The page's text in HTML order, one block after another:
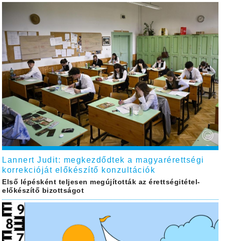
Lannert Judit: megkezdődtek a magyarérettségi
korrekcióját előkészítő konzultációk
Első lépésként teljesen megújították az érettségitétel-
előkészítő bizottságot